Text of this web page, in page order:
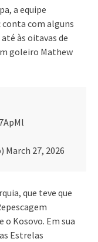
a equipe
com alguns
às oitavas de
goleiro Mathew
March 27, 2026
que teve que
o Kosovo. Em sua
Estrelas